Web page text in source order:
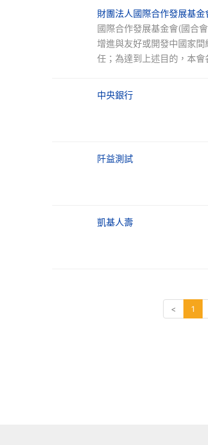
增香港分行，開發兩岸三地
等二家子行，建構發展海
跨境金融服務。 自加入元
豐沛的證券客戶資源，使
風險、客戶導向與目標管
前身）與建弘證券合組而
國際競爭力及擴大營運規
換方式，將台北國際商銀
控，是年建華商業銀行與
有125家分行，大陸子行永
2016年4月19日董事會決議
風險的前提下，從客戶的角
財團法人國際合作發展基金
國際合作發展基金會(國合
增進與友好或開發中國家
任；為達到上述目的，本
理雙邊與多邊技術合作、
環步驟，除已簽約計畫繼
強援外的專業度，更努力提
中央銀行
阡益測試
凱基人壽
< 1